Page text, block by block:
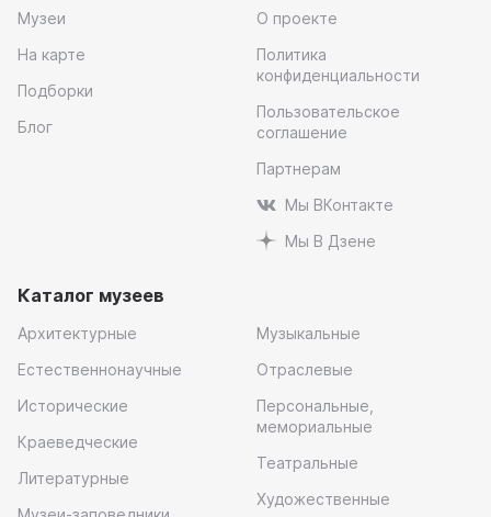
Музеи
На карте
Подборки
Блог
О проекте
Политика
конфиденциальности
Пользовательское
соглашение
Партнерам
Мы ВКонтакте
Мы В Дзене
Каталог музеев
Архитектурные
Естественнонаучные
Исторические
Краеведческие
Литературные
Музыкальные
Отраслевые
Персональные,
мемориальные
Театральные
Художественные